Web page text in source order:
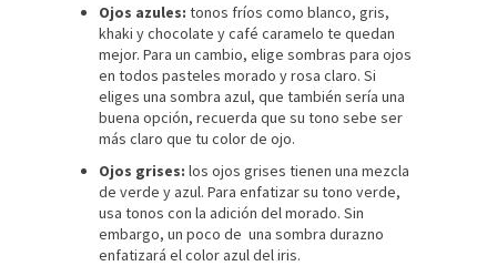
Ojos azules: tonos fríos como blanco, gris,
khaki y chocolate y café caramelo te quedan
mejor. Para un cambio, elige sombras para ojos
en todos pasteles morado y rosa claro. Si
eliges una sombra azul, que también sería una
buena opción, recuerda que su tono sebe ser
más claro que tu color de ojo.
Ojos grises: los ojos grises tienen una mezcla
de verde y azul. Para enfatizar su tono verde,
usa tonos con la adición del morado. Sin
embargo, un poco de una sombra durazno
enfatizará el color azul del iris.